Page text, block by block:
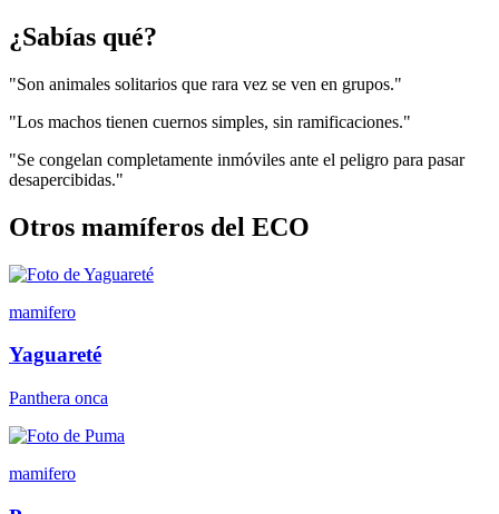
¿Sabías qué?
"Son animales solitarios que rara vez se ven en grupos."
"Los machos tienen cuernos simples, sin ramificaciones."
"Se congelan completamente inmóviles ante el peligro para pasar
desapercibidas."
Otros mamíferos del ECO
mamifero
Yaguareté
Panthera onca
mamifero